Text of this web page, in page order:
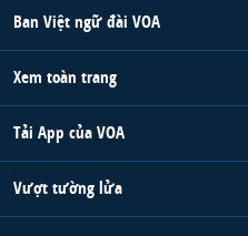
Ban Việt ngữ đài VOA
Xem toàn trang
Tải App của VOA
Vượt tường lửa